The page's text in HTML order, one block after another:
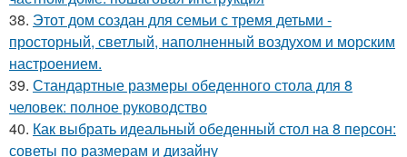
38. Этот дом создан для семьи с тремя детьми -
просторный, светлый, наполненный воздухом и морским
настроением.
39. Стандартные размеры обеденного стола для 8
человек: полное руководство
40. Как выбрать идеальный обеденный стол на 8 персон:
советы по размерам и дизайну